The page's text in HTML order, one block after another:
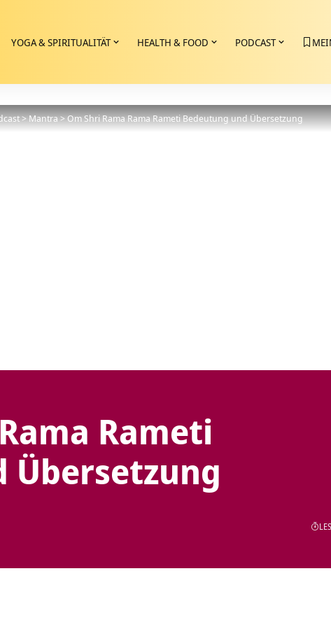
YOGA & SPIRITUALITÄT HEALTH & FOOD PODCAST
>Mantra>Om Shri Rama Rama Rameti Bedeutung und Übersetzung
Rameti
Übersetzung